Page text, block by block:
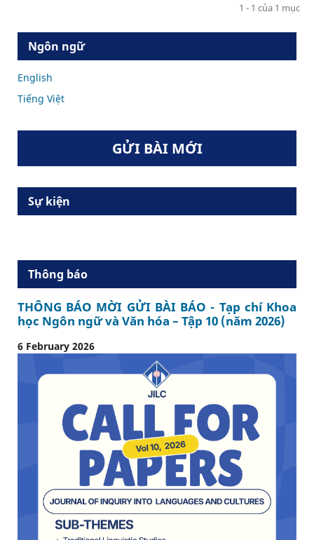
1 - 1 của 1 mục
Ngôn ngữ
English
Tiếng Việt
GỬI BÀI MỚI
Sự kiện
Thông báo
THÔNG BÁO MỜI GỬI BÀI BÁO - Tạp chí Khoa
học Ngôn ngữ và Văn hóa – Tập 10 (năm 2026)
6 February 2026